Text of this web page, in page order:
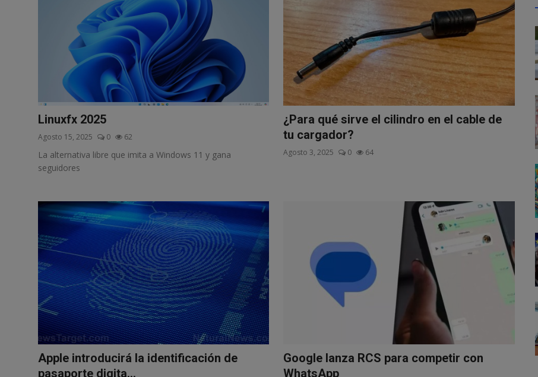
Linuxfx 2025
Agosto 15, 2025 0 62
La alternativa libre que imita a Windows 11 y gana
seguidores
¿Para qué sirve el cilindro en el cable de
tu cargador?
Agosto 3, 2025 0 64
Apple introducirá la identificación de
pasaporte digita...
Google lanza RCS para competir con
WhatsApp